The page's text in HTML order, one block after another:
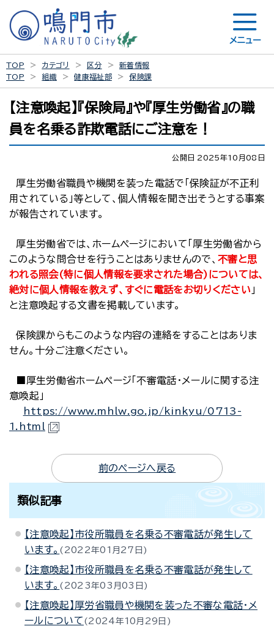
メニュー
TOP カテゴリ 区分
新着情報
TOP
組織 健康福祉部 保険課
【注意喚起】『保険局』や『厚生労働省』の職
員を名乗る詐欺電話にご注意を！
公開日 2025年10月08日
厚生労働省職員や機関を装った電話で「保険証が不正利
用されている」等として、個人情報を聞き出そうとする事案
が報告されています。
厚生労働省では、ホームページにおいて「厚生労働省から
このような問合せを行うことはありませんので、不審と思
われる照会(特に個人情報を要求された場合)については、
絶対に個人情報を教えず、すぐに電話をお切りください 」
と注意喚起する文書を掲載しています。
保険課からもこのような内容の連絡をすることはありま
せん。十分ご注意ください。
■厚生労働省ホームページ「不審電話・メールに関する注
意喚起」
https://www.mhlw.go.jp/kinkyu/0713-
1.html
前のページへ戻る
類似記事
【注意喚起】市役所職員を名乗る不審電話が発生して
います。
2022年01月27日
【注意喚起】市役所職員を名乗る不審電話が発生して
います。
2023年03月03日
【注意喚起】厚労省職員や機関を装った不審な電話・メ
ールについて
2024年10月29日